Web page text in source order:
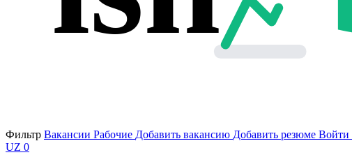
Фильтр Вакансии Рабочие Добавить вакансию Добавить резюме Войти
UZ 0